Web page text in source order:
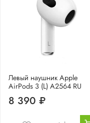
Левый наушник Apple
AirPods 3 (L) A2564 RU
8 390 ₽